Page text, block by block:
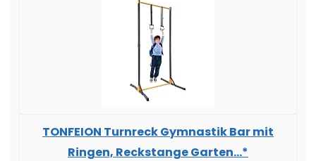
TONFEION Turnreck Gymnastik Bar mit
Ringen, Reckstange Garten...*